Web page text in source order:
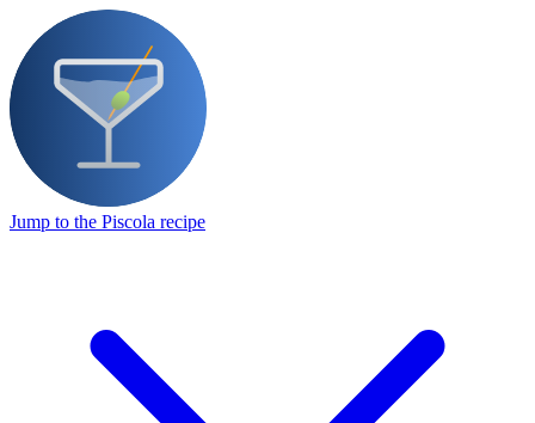
Jump to the Piscola recipe